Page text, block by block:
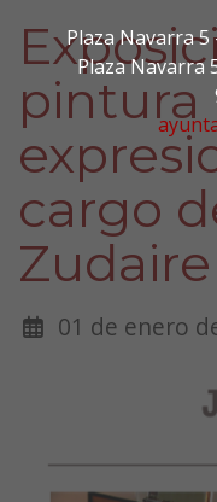
Plaza Navarra 5
Plaza Navarra
pintura
cargo
Zudaire
01 de enero